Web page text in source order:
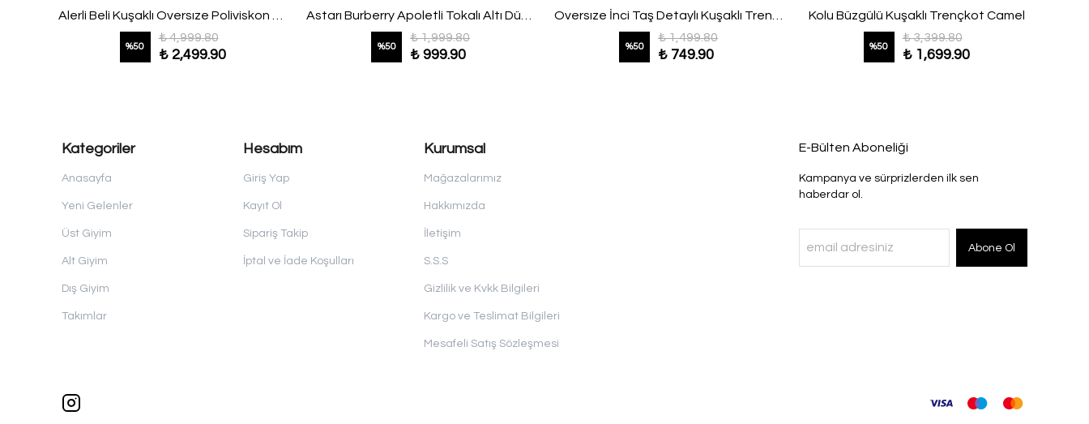
Alerli Beli Kuşaklı Oversıze Poliviskon Trençkot Siyah
%50
₺ 4,999.80
₺ 2,499.90
Astarı Burberry Apoletli Tokalı Altı Düğmeli Trençkot Lacivert
%50
₺ 1,999.80
₺ 999.90
Oversıze İnci Taş Detaylı Kuşaklı Trençkot Kahve
%50
₺ 1,499.80
₺ 749.90
Kolu Büzgülü Kuşaklı Trençkot Camel
%50
₺ 3,399.80
₺ 1,699.90
Kategoriler
Anasayfa
Yeni Gelenler
Üst Giyim
Alt Giyim
Dış Giyim
Takımlar
Hesabım
Giriş Yap
Kayıt Ol
Sipariş Takip
İptal ve İade Koşulları
Kurumsal
Mağazalarımız
Hakkımızda
İletişim
S.S.S
Gizlilik ve Kvkk Bilgileri
Kargo ve Teslimat Bilgileri
Mesafeli Satış Sözleşmesi
E-Bülten Aboneliği
Kampanya ve sürprizlerden ilk sen
haberdar ol.
Abone Ol